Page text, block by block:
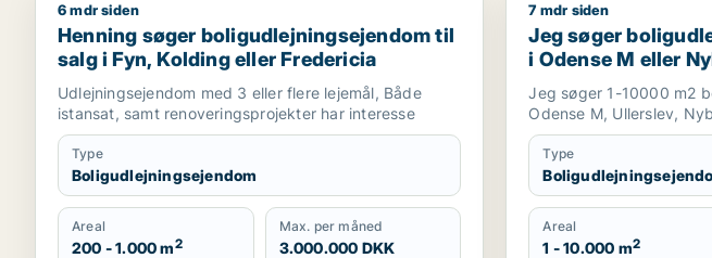
Henning søger boligudlejningsejendom til salg i Fyn, Kolding eller Fredericia
6 mdr siden
Henning søger boligudlejningsejendom til
salg i Fyn, Kolding eller Fredericia
Udlejningsejendom med 3 eller flere lejemål, Både
istansat, samt renoveringsprojekter har interesse
Type
Boligudlejningsejendom
Areal
200 - 1.000 m2
Max. per måned
3.000.000 DKK
Jeg søger
7 mdr siden
Jeg søger
i Odense M eller
Jeg søger 1-10000 m2
Odense M, Ullerslev,
Type
Areal
1 - 10.000 m2